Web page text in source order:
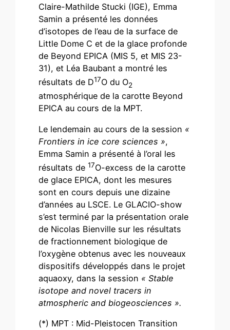
Claire-Mathilde Stucki (IGE), Emma
Samin a présenté les données
d’isotopes de l’eau de la surface de
Little Dome C et de la glace profonde
de Beyond EPICA (MIS 5, et MIS 23-
31), et Léa Baubant a montré les
résultats de D17O du O2
atmosphérique de la carotte Beyond
EPICA au cours de la MPT.
Le lendemain au cours de la session «
Frontiers in ice core sciences »,
Emma Samin a présenté à l’oral les
résultats de 17O-excess de la carotte
de glace EPICA, dont les mesures
sont en cours depuis une dizaine
d’années au LSCE. Le GLACIO-show
s’est terminé par la présentation orale
de Nicolas Bienville sur les résultats
de fractionnement biologique de
l’oxygène obtenus avec les nouveaux
dispositifs développés dans le projet
aquaoxy, dans la session « Stable
isotope and novel tracers in
atmospheric and biogeosciences ».
(*) MPT : Mid-Pleistocen Transition